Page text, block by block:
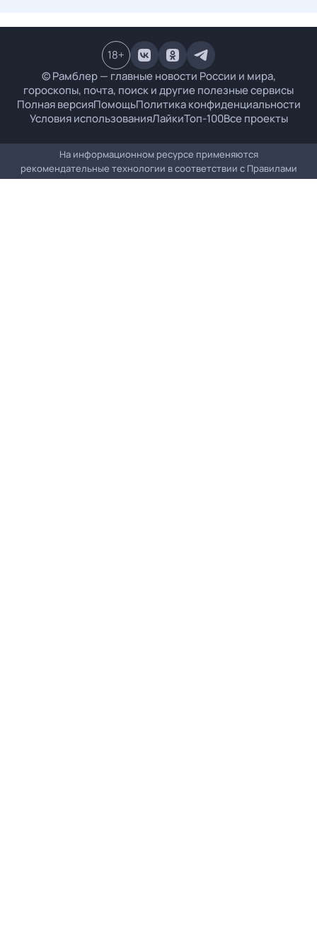
© Рамблер — главные новости России и мира,
гороскопы, почта, поиск и другие полезные сервисы
Полная версияПомощьПолитика конфиденциальности
Условия использованияЛайкиТоп-100Все проекты
18+
На информационном ресурсе применяются
рекомендательные технологии в соответствии с Правилами